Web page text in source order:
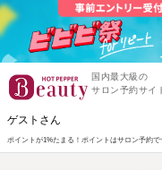
国内最大級の
サロン予約サイ
ゲストさん
ポイントが1%たまる！ ポイントはサロン予約で